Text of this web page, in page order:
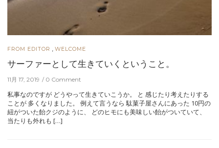
FROM EDITOR WELCOME
サーファーとして生きていくということ。
11月 17, 2019 0 Comment
私事なのですが どうやって生きていこうか。 と 感じたり考えたりする
ことが 多くなりました。 例えて言うなら 駄菓子屋さんにあった 10円の
紐がついた飴クジのように、 どのヒモにも美味しい飴がついていて、
当たりも外れも […]